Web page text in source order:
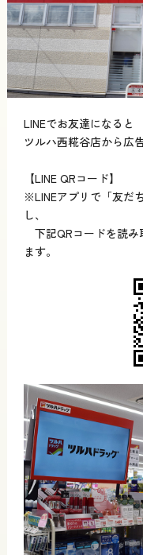
LINEでお友達になると
ツルハ西糀谷店から広
【LINE QRコード】
※LINEアプリで「友だ
し、
下記QRコードを読み
ます。